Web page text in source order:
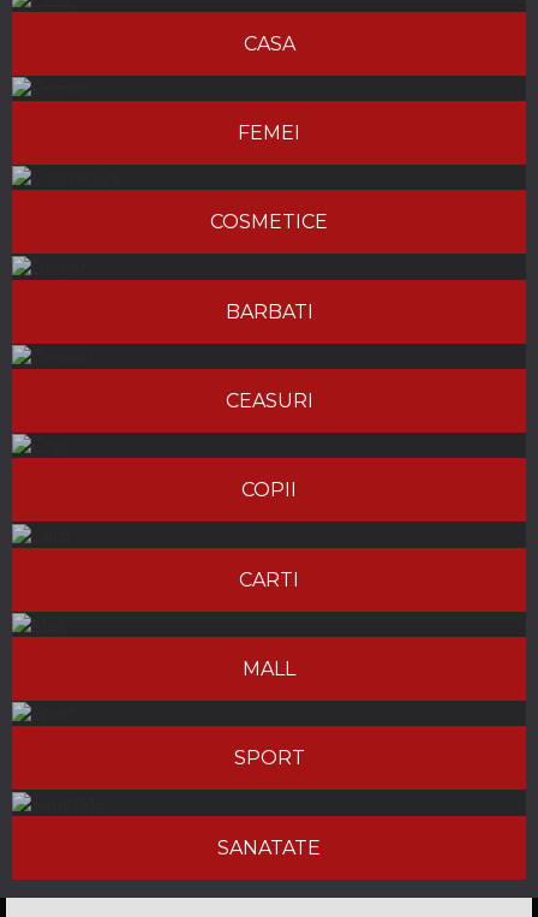
CASA
FEMEI
COSMETICE
BARBATI
CEASURI
COPII
CARTI
MALL
SPORT
SANATATE